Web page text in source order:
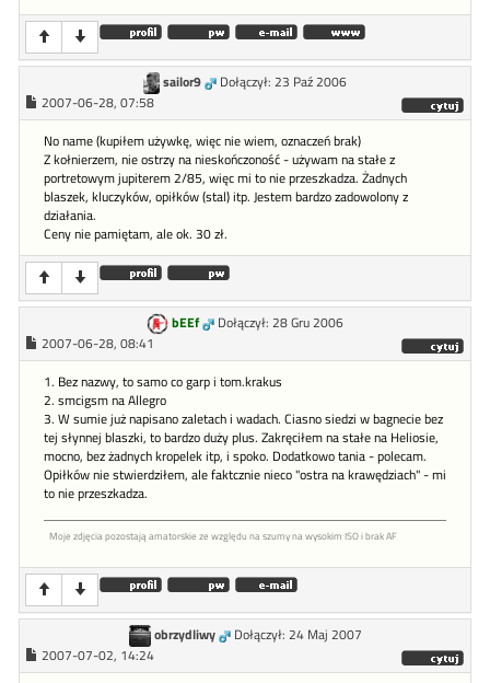
sailor9
Dołączył: 23 Paź 2006
2007-06-28, 07:58
No name (kupiłem używkę, więc nie wiem, oznaczeń brak)
Z kołnierzem, nie ostrzy na nieskończoność - używam na stałe z
portretowym jupiterem 2/85, więc mi to nie przeszkadza. Żadnych
blaszek, kluczyków, opiłków (stal) itp. Jestem bardzo zadowolony z
działania.
Ceny nie pamiętam, ale ok. 30 zł.
bEEf
Dołączył: 28 Gru 2006
2007-06-28, 08:41
1. Bez nazwy, to samo co garp i tom.krakus
2. smcigsm na Allegro
3. W sumie już napisano zaletach i wadach. Ciasno siedzi w bagnecie bez
tej słynnej blaszki, to bardzo duży plus. Zakręciłem na stałe na Heliosie,
mocno, bez żadnych kropelek itp, i spoko. Dodatkowo tania - polecam.
Opiłków nie stwierdziłem, ale faktcznie nieco "ostra na krawędziach" - mi
to nie przeszkadza.
Moje zdjęcia pozostają amatorskie ze względu na szumy na wysokim ISO i brak AF
obrzydliwy
Dołączył: 24 Maj 2007
2007-07-02, 14:24